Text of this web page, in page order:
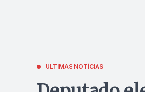
ÚLTIMAS NOTÍCIAS